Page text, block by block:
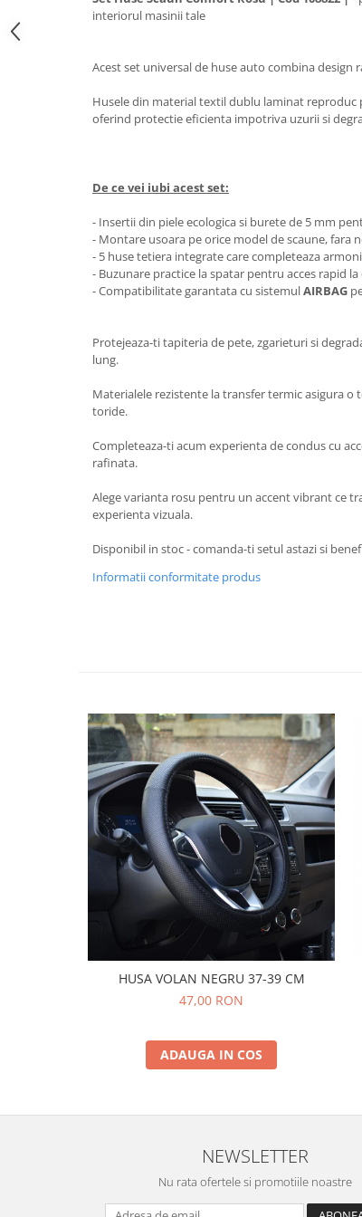
Pompa Spalator Parbriz
Lampi si Proiectoare Camion
Marcaje si Echipamente de
Echipamente Electrice si
Echipamente ADR si Utilitare
Uleiuri si Lichide Auto
Aditivi DPF, Sistem Racire si
Spray Curatare Frane
Produse Intretinere si Detailing
Lubrifianti si Spray-uri de Curatare
Curatare si Detailing Interior
Curatare si Detailing Exterior
Articole Auto Sezoniere
interiorul masinii tale
Acest set universal de huse auto combina
Husele din material textil dublu laminat
oferind protectie eficienta impotriva uzurii si
De ce vei iubi acest set:
- Insertii din piele ecologica si burete de 5 mm
- Montare usoara pe orice model de scaune, fara
- 5 huse tetiera integrate care completeaza
- Buzunare practice la spatar pentru acces rapid
- Compatibilitate garantata cu sistemulAIRBAG
Protejeaza-ti tapiteria de pete, zgarieturi si
lung.
Materialele rezistente la transfer termic asigura o
toride.
Completeaza-ti acum experienta de condus cu
rafinata.
Alege varianta rosu pentru un accent vibrant ce
experienta vizuala.
Disponibil in stoc - comanda-ti setul astazi si
Informatii conformitate produs
HUSA VOLAN NEGRU 37-39 CM
47,00 RON
ADAUGA IN COS
NEWSLETTER
Nu rata ofertele si promotiile noastre